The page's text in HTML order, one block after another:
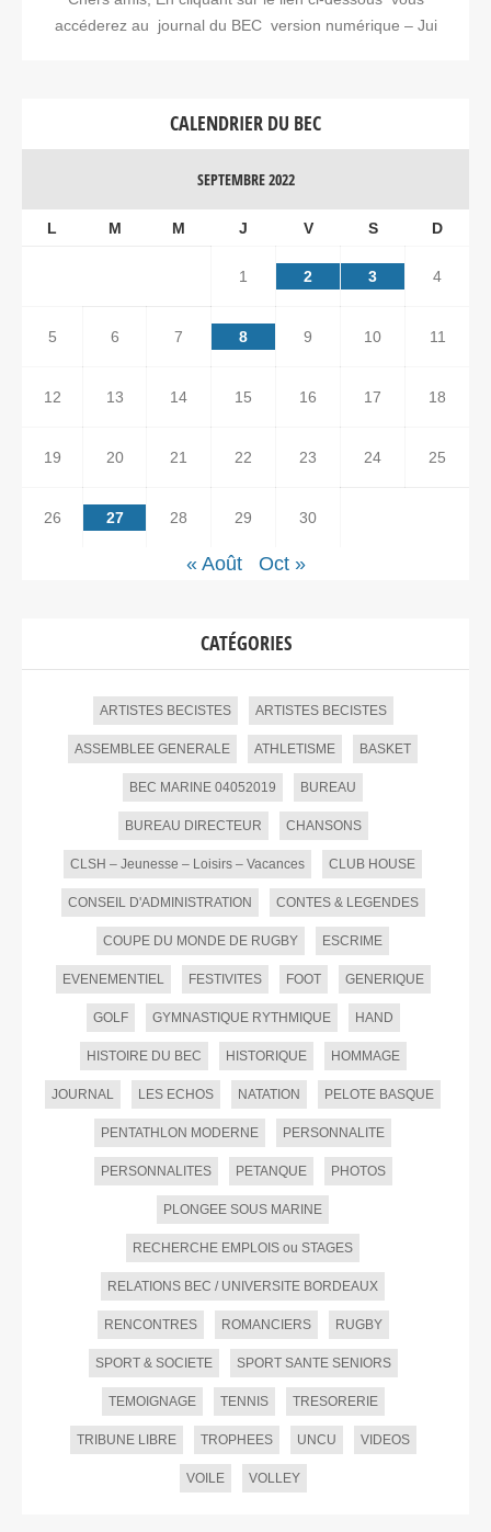
accéderez au journal du BEC version numérique – Jui
CALENDRIER DU BEC
SEPTEMBRE 2022
L M M J V S D
1 2 3 4
5 6 7 8 9 10 11
12 13 14 15 16 17 18
19 20 21 22 23 24 25
26 27 28 29 30
« Août Oct »
CATÉGORIES
ARTISTES BECISTES ARTISTES BECISTES
ASSEMBLEE GENERALE ATHLETISME BASKET
BEC MARINE 04052019 BUREAU
BUREAU DIRECTEUR CHANSONS
CLSH – Jeunesse – Loisirs – Vacances CLUB HOUSE
CONSEIL D'ADMINISTRATION CONTES & LEGENDES
COUPE DU MONDE DE RUGBY ESCRIME
EVENEMENTIEL FESTIVITES FOOT GENERIQUE
GOLF GYMNASTIQUE RYTHMIQUE HAND
HISTOIRE DU BEC HISTORIQUE HOMMAGE
JOURNAL LES ECHOS NATATION PELOTE BASQUE
PENTATHLON MODERNE PERSONNALITE
PERSONNALITES PETANQUE PHOTOS
PLONGEE SOUS MARINE
RECHERCHE EMPLOIS ou STAGES
RELATIONS BEC / UNIVERSITE BORDEAUX
RENCONTRES ROMANCIERS RUGBY
SPORT & SOCIETE SPORT SANTE SENIORS
TEMOIGNAGE TENNIS TRESORERIE
TRIBUNE LIBRE TROPHEES UNCU VIDEOS
VOILE VOLLEY